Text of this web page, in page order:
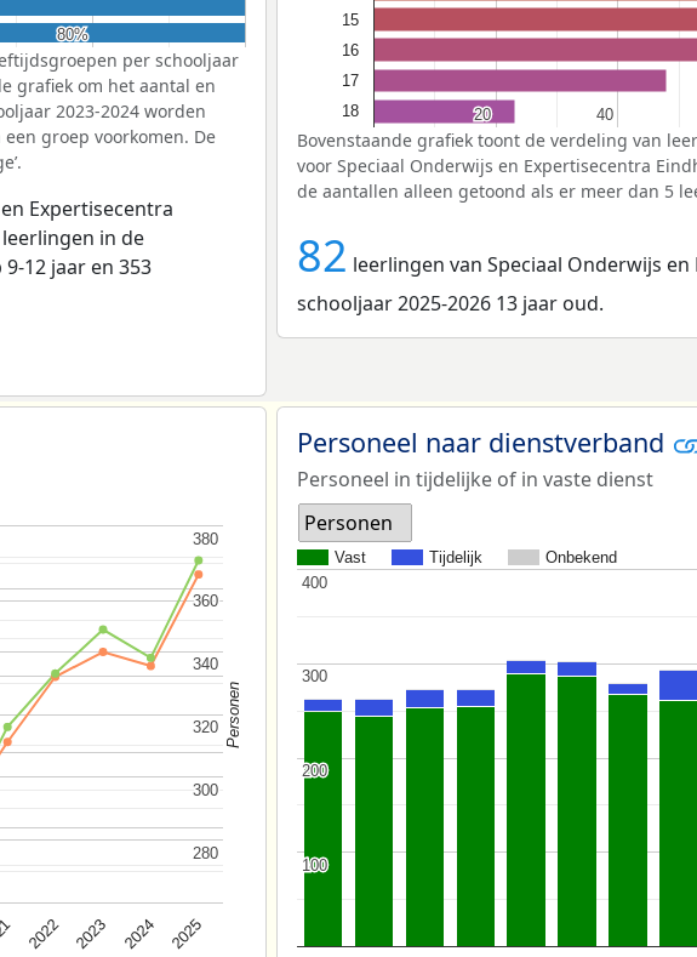
80%
80%
per schooljaar
grafiek om het aantal en
2023-2024 worden
groep voorkomen. De
Expertisecentra
in de
12 jaar en 353
20
20 40
40
15
16
17
18
Bovenstaande grafiek toont de verdeling van
voor Speciaal Onderwijs en Expertisecentra
de aantallen alleen getoond als er meer dan 5
82 leerlingen van Speciaal Onderwijs
schooljaar 2025-2026 13 jaar oud.
2022 2023 2024 2025
280
280
300
300
320
320
340
340
360
360
380
380
Personen
Personeel naar dienstverband
Personeel in tijdelijke of in vaste dienst
Personen
Vast Tijdelijk Onbekend
100
100
200
200
300
300
400
400